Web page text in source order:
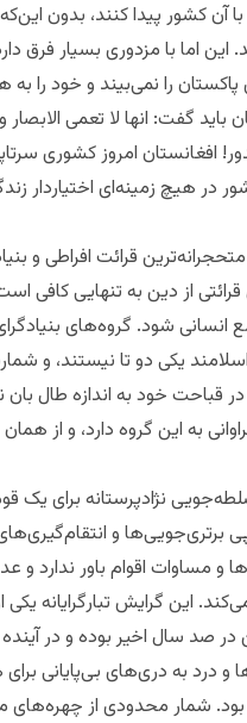
آن کشور پیدا کنند، بدون
این اما با مزدوری بسیار فرق
را نمی‌بیند و خود را به
باید گفت: انها لا تعمی
افغانستان امروز کشوری
در هیچ زمینه‌ای اختیاردار
قرائت افراطی و
از دین به تنهایی کافی
انسانی شود. گروه‌های
یکی دو تا نیستند، و
قباحت خود به اندازه طال
به این گروه دارد، و از همان
نژادپرستانه برای یک
برتری‌جویی‌ها و
و مساوات اقوام باور ندارد و
این گرایش تبارگرایانه یکی
در صد سال اخیر بوده و در
و درد به دری‌های بی‌پایانی
شمار محدودی از چهره‌های